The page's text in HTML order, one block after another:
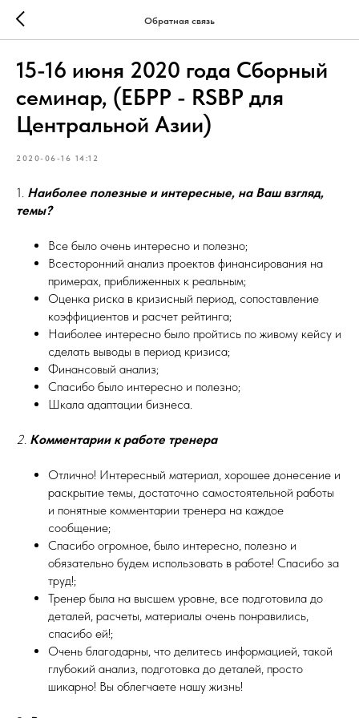
Обратная связь
15-16 июня 2020 года Сборный
семинар, (ЕБРР - RSBP для
Центральной Азии)
2020-06-16 14:12
1. Наиболее полезные и интересные, на Ваш взгляд,
темы?
Все было очень интересно и полезно;
Всесторонний анализ проектов финансирования на
примерах, приближенных к реальным;
Оценка риска в кризисный период, сопоставление
коэффициентов и расчет рейтинга;
Наиболее интересно было пройтись по живому кейсу и
сделать выводы в период кризиса;
Финансовый анализ;
Спасибо было интересно и полезно;
Шкала адаптации бизнеса.
2. Комментарии к работе тренера
Отлично! Интересный материал, хорошее донесение и
раскрытие темы, достаточно самостоятельной работы
и понятные комментарии тренера на каждое
сообщение;
Спасибо огромное, было интересно, полезно и
обязательно будем использовать в работе! Спасибо за
труд!;
Тренер была на высшем уровне, все подготовила до
деталей, расчеты, материалы очень понравились,
спасибо ей!;
Очень благодарны, что делитесь информацией, такой
глубокий анализ, подготовка до деталей, просто
шикарно! Вы облегчаете нашу жизнь!